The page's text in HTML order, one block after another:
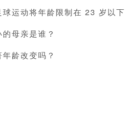
运动将年龄限制在 23 岁以下
母亲是谁？
龄改变吗？